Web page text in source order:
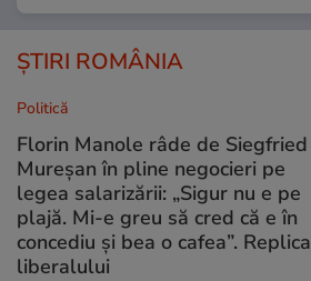
ȘTIRI ROMÂNIA
Politică
Florin Manole râde de Siegfried
Mureșan în pline negocieri pe
legea salarizării: „Sigur nu e pe
plajă. Mi-e greu să cred că e în
concediu și bea o cafea”. Replica
liberalului